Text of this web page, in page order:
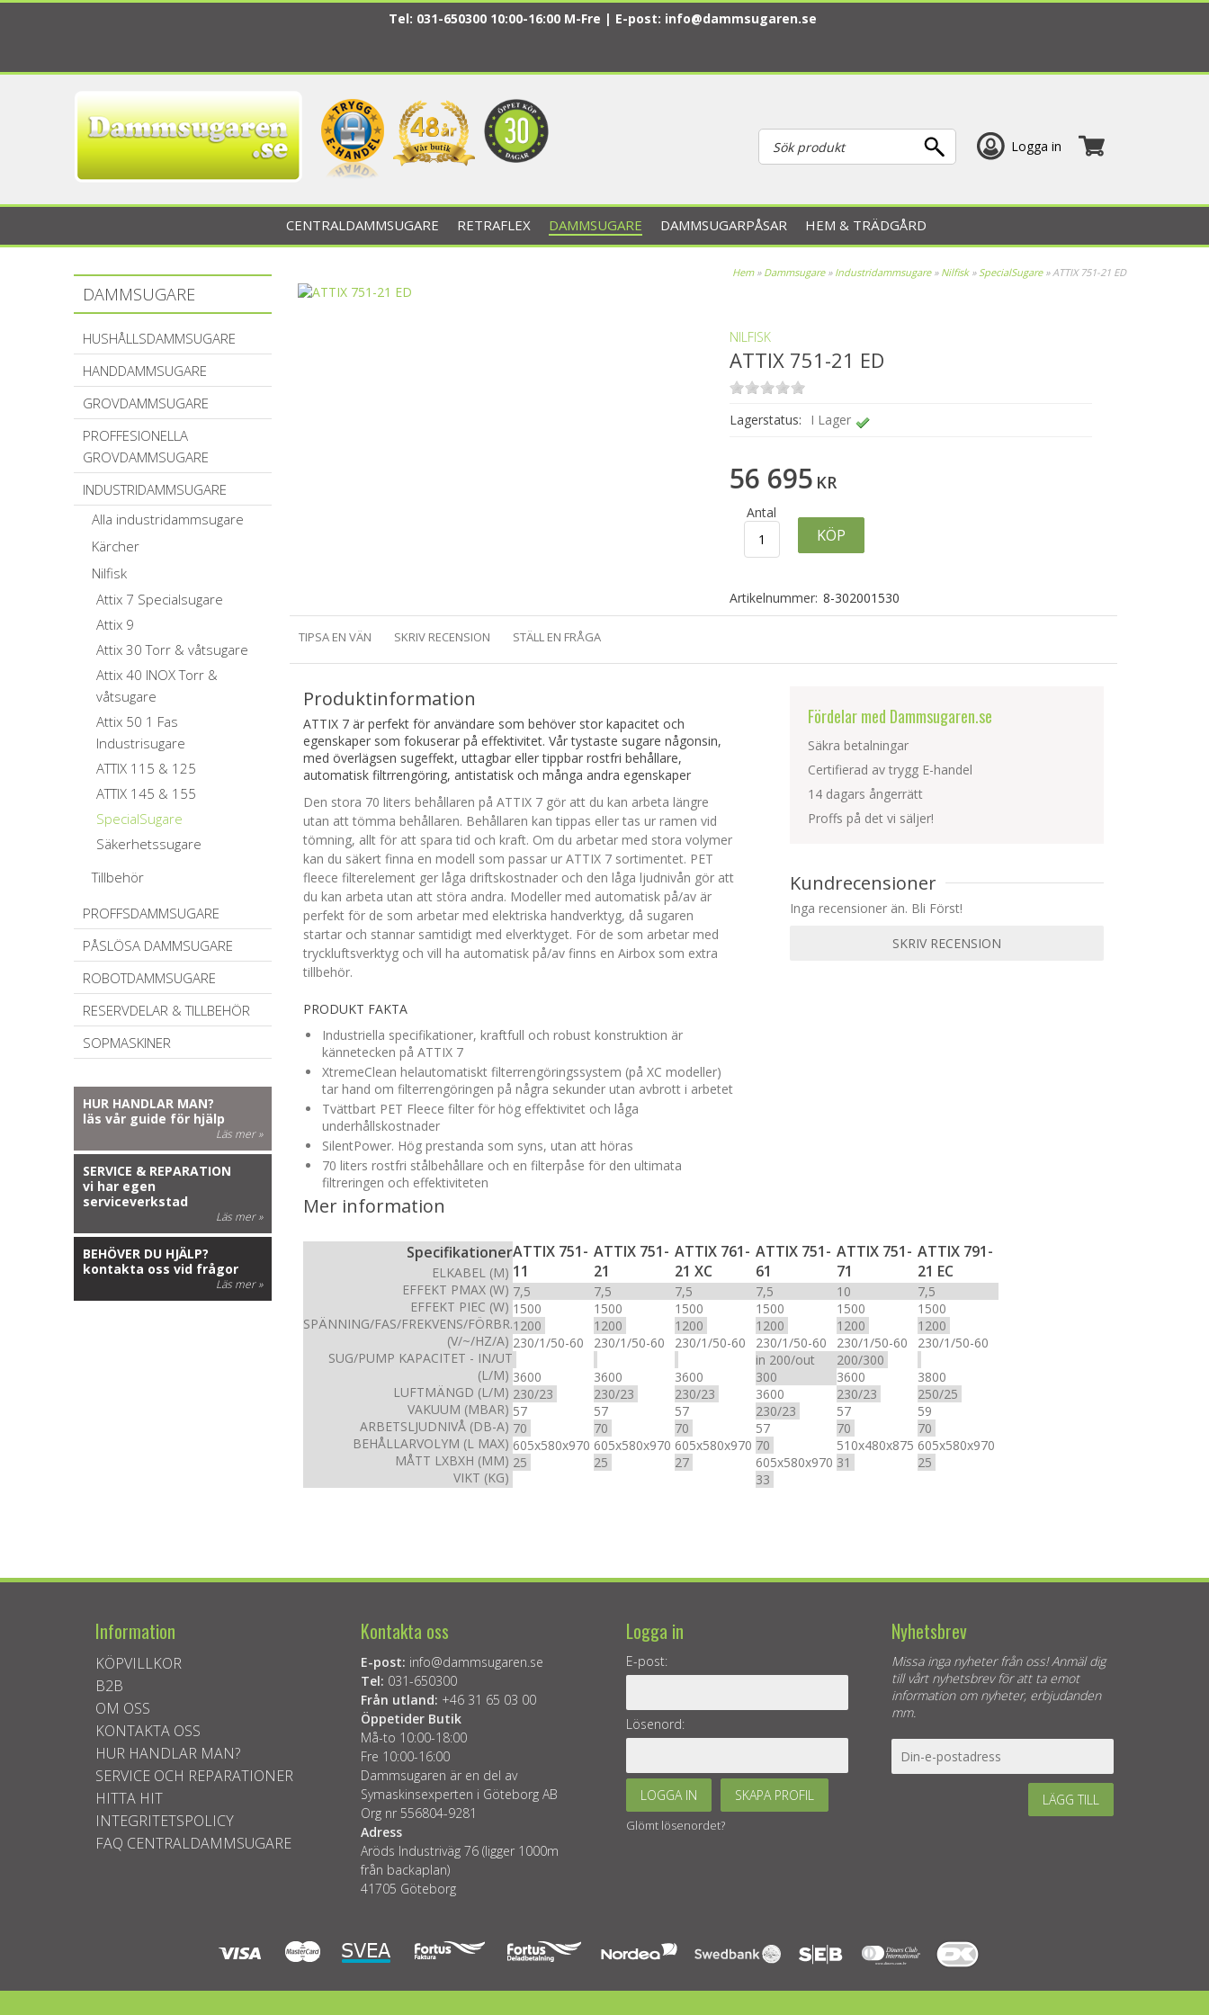
Tel: 031-650300 10:00-16:00 M-Fre | E-post: info@dammsugaren.se
Logga in
CENTRALDAMMSUGARE RETRAFLEX DAMMSUGARE DAMMSUGARPÅSAR HEM & TRÄDGÅRD
DAMMSUGARE
HUSHÅLLSDAMMSUGARE
HANDDAMMSUGARE
GROVDAMMSUGARE
PROFFESIONELLA
GROVDAMMSUGARE
INDUSTRIDAMMSUGARE
Alla industridammsugare
Kärcher
Nilfisk
Attix 7 Specialsugare
Attix 9
Attix 30 Torr & våtsugare
Attix 40 INOX Torr &
våtsugare
Attix 50 1 Fas
Industrisugare
ATTIX 115 & 125
ATTIX 145 & 155
SpecialSugare
Säkerhetssugare
Tillbehör
PROFFSDAMMSUGARE
PÅSLÖSA DAMMSUGARE
ROBOTDAMMSUGARE
RESERVDELAR & TILLBEHÖR
SOPMASKINER
HUR HANDLAR MAN?
läs vår guide för hjälp
Läs mer »
SERVICE & REPARATION
vi har egen
serviceverkstad
Läs mer »
BEHÖVER DU HJÄLP?
kontakta oss vid frågor
Läs mer »
Hem» Dammsugare» Industridammsugare » Nilfisk»SpecialSugare»ATTIX 751-21 ED
NILFISK
ATTIX 751-21 ED
Lagerstatus: I Lager
56 695 KR
Antal
KÖP
Artikelnummer: 8-302001530
TIPSA EN VÄN SKRIV RECENSION STÄLL EN FRÅGA
Produktinformation
ATTIX 7 är perfekt för användare som behöver stor kapacitet och
egenskaper som fokuserar på effektivitet. Vår tystaste sugare någonsin,
med överlägsen sugeffekt, uttagbar eller tippbar rostfri behållare,
automatisk filtrrengöring, antistatisk och många andra egenskaper
Den stora 70 liters behållaren på ATTIX 7 gör att du kan arbeta längre
utan att tömma behållaren. Behållaren kan tippas eller tas ur ramen vid
tömning, allt för att spara tid och kraft. Om du arbetar med stora volymer
kan du säkert finna en modell som passar ur ATTIX 7 sortimentet. PET
fleece filterelement ger låga driftskostnader och den låga ljudnivån gör att
du kan arbeta utan att störa andra. Modeller med automatisk på/av är
perfekt för de som arbetar med elektriska handverktyg, då sugaren
startar och stannar samtidigt med elverktyget. För de som arbetar med
tryckluftsverktyg och vill ha automatisk på/av finns en Airbox som extra
tillbehör.
PRODUKT FAKTA
Industriella specifikationer, kraftfull och robust konstruktion är
kännetecken på ATTIX 7
XtremeClean helautomatiskt filterrengöringssystem (på XC modeller)
tar hand om filterrengöringen på några sekunder utan avbrott i arbetet
Tvättbart PET Fleece filter för hög effektivitet och låga
underhållskostnader
SilentPower. Hög prestanda som syns, utan att höras
70 liters rostfri stålbehållare och en filterpåse för den ultimata
filtreringen och effektiviteten
Mer information
Specifikationer
ELKABEL (M)
EFFEKT PMAX (W)
EFFEKT PIEC (W)
SPÄNNING/FAS/FREKVENS/FÖRBR.
(V/~/HZ/A)
SUG/PUMP KAPACITET - IN/UT
(L/M)
LUFTMÄNGD (L/M)
VAKUUM (MBAR)
ARBETSLJUDNIVÅ (DB-A)
BEHÅLLARVOLYM (L MAX)
MÅTT LXBXH (MM)
VIKT (KG)
ATTIX 751-
11
7,5
1500
1200
230/1/50-60
3600
230/23
57
70
605x580x970
25
ATTIX 751-
21
7,5
1500
1200
230/1/50-60
3600
230/23
57
70
605x580x970
25
ATTIX 761-
21 XC
7,5
1500
1200
230/1/50-60
3600
230/23
57
70
605x580x970
27
ATTIX 751-
61
7,5
1500
1200
230/1/50-60
in 200/out
300
3600
230/23
57
70
605x580x970
33
ATTIX 751-
71
10
1500
1200
230/1/50-60
200/300
3600
230/23
57
70
510x480x875
31
ATTIX 791-
21 EC
7,5
1500
1200
230/1/50-60
3800
250/25
59
70
605x580x970
25
Fördelar med Dammsugaren.se
Säkra betalningar
Certifierad av trygg E-handel
14 dagars ångerrätt
Proffs på det vi säljer!
Kundrecensioner
Inga recensioner än. Bli Först!
SKRIV RECENSION
Information
KÖPVILLKOR
B2B
OM OSS
KONTAKTA OSS
HUR HANDLAR MAN?
SERVICE OCH REPARATIONER
HITTA HIT
INTEGRITETSPOLICY
FAQ CENTRALDAMMSUGARE
Kontakta oss
E-post: info@dammsugaren.se
Tel: 031-650300
Från utland: +46 31 65 03 00
Öppetider Butik
Må-to 10:00-18:00
Fre 10:00-16:00
Dammsugaren är en del av
Symaskinsexperten i Göteborg AB
Org nr 556804-9281
Adress
Aröds Industriväg 76 (ligger 1000m
från backaplan)
41705 Göteborg
Logga in
E-post:
Lösenord:
LOGGA IN SKAPA PROFIL
Glömt lösenordet?
Nyhetsbrev
Missa inga nyheter från oss! Anmäl dig
till vårt nyhetsbrev för att ta emot
information om nyheter, erbjudanden
mm.
LÄGG TILL